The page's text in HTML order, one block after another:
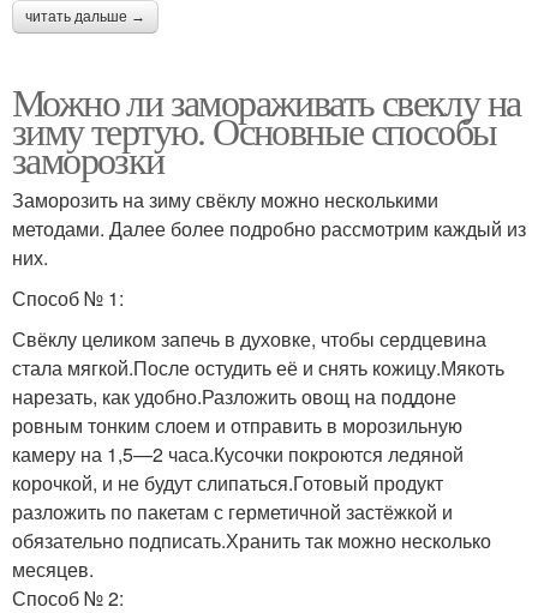
читать дальше →
Можно ли замораживать свеклу на
зиму тертую. Основные способы
заморозки
Заморозить на зиму свёклу можно несколькими
методами. Далее более подробно рассмотрим каждый из
них.
Способ № 1:
Свёклу целиком запечь в духовке, чтобы сердцевина
стала мягкой.После остудить её и снять кожицу.Мякоть
нарезать, как удобно.Разложить овощ на поддоне
ровным тонким слоем и отправить в морозильную
камеру на 1,5—2 часа.Кусочки покроются ледяной
корочкой, и не будут слипаться.Готовый продукт
разложить по пакетам с герметичной застёжкой и
обязательно подписать.Хранить так можно несколько
месяцев.
Способ № 2: